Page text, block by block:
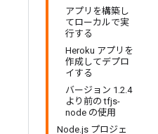
アプリを構築し
てローカルで実
行する
Heroku アプリを
作成してデプロ
イする
バージョン 1.2.4
より前の tfjs-
node の使用
Node.js プロジェ